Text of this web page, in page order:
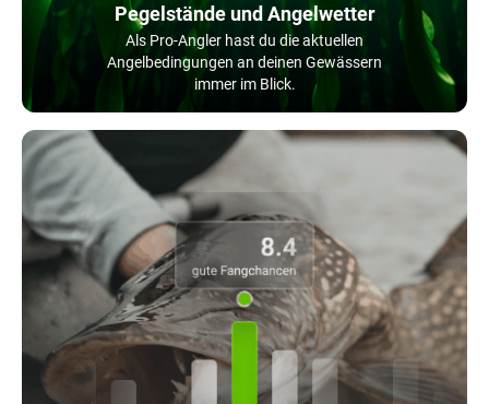
Pegelstände und Angelwetter
Als Pro-Angler hast du die aktuellen
Angelbedingungen an deinen Gewässern
immer im Blick.